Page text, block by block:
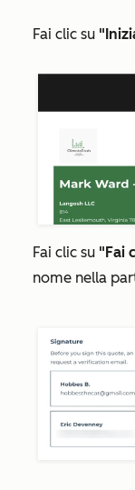
Fai clic su
Fai clic su "Fai
nome nella